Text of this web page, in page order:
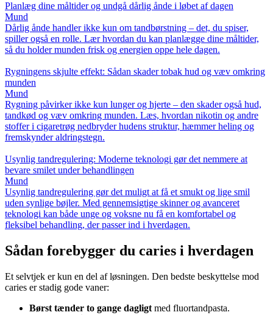
Planlæg dine måltider og undgå dårlig ånde i løbet af dagen
Mund
Dårlig ånde handler ikke kun om tandbørstning – det, du spiser,
spiller også en rolle. Lær hvordan du kan planlægge dine måltider,
så du holder munden frisk og energien oppe hele dagen.
Rygningens skjulte effekt: Sådan skader tobak hud og væv omkring
munden
Mund
Rygning påvirker ikke kun lunger og hjerte – den skader også hud,
tandkød og væv omkring munden. Læs, hvordan nikotin og andre
stoffer i cigaretrøg nedbryder hudens struktur, hæmmer heling og
fremskynder aldringstegn.
Usynlig tandregulering: Moderne teknologi gør det nemmere at
bevare smilet under behandlingen
Mund
Usynlig tandregulering gør det muligt at få et smukt og lige smil
uden synlige bøjler. Med gennemsigtige skinner og avanceret
teknologi kan både unge og voksne nu få en komfortabel og
fleksibel behandling, der passer ind i hverdagen.
Sådan forebygger du caries i hverdagen
Et selvtjek er kun en del af løsningen. Den bedste beskyttelse mod
caries er stadig gode vaner:
Børst tænder to gange dagligt med fluortandpasta.